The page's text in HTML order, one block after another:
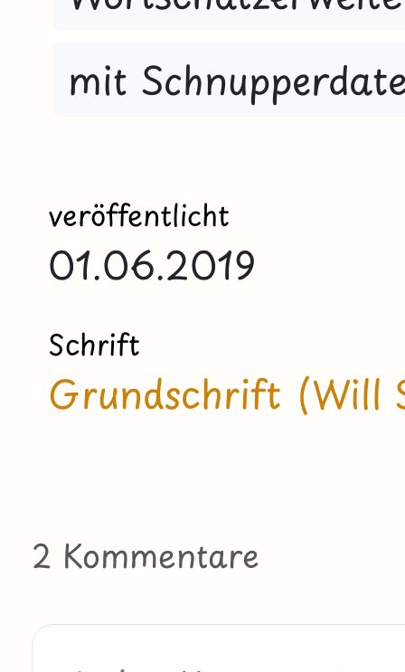
mit
veröffentlicht
01.06.2019
Schrift
Grundschrift (Will
2 Kommentare